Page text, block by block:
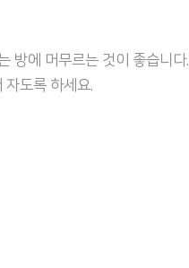
방에 머무르는 것이 좋습니다.
도록 하세요.